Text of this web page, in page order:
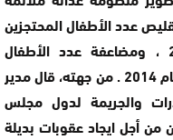
عدد الأطفال المحتجزين
بنسبة 30 في المائة منذ عام 2017 ، ومضاعفة عدد الأطفال
المستفيدين من بديل سلب الحرية منذ عام 2014 . من جهته، قال مدير
والجريمة لدول مجلس
من أجل ايجاد عقوبات بديلة